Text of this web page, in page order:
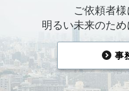
ご依頼者様
明るい未来のた
事